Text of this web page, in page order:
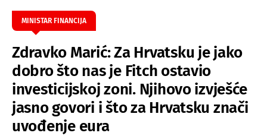
MINISTAR FINANCIJA
Zdravko Marić: Za Hrvatsku je jako
dobro što nas je Fitch ostavio
investicijskoj zoni. Njihovo izvješće
jasno govori i što za Hrvatsku znači
uvođenje eura